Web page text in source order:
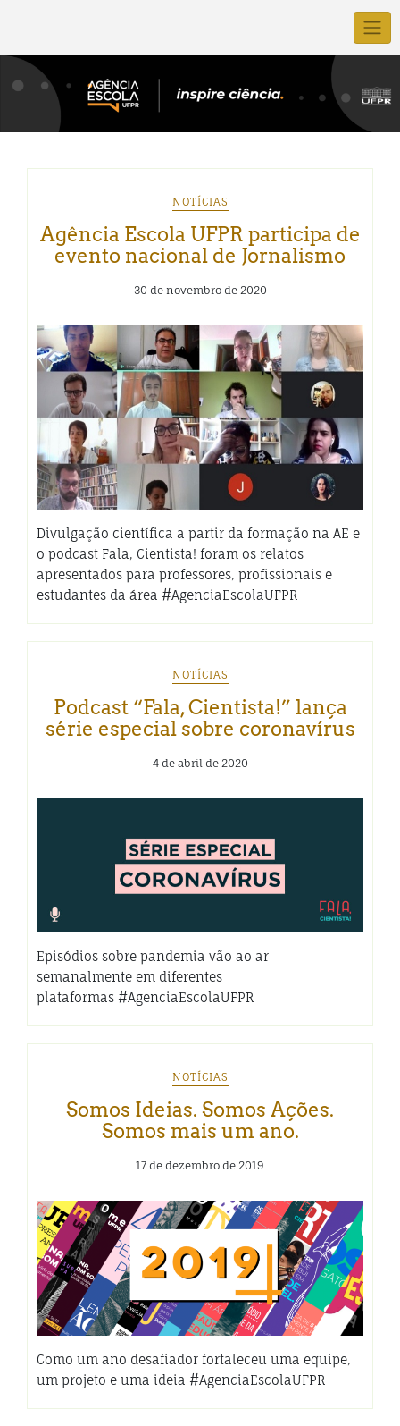
NOTÍCIAS
Agência Escola UFPR participa de
evento nacional de Jornalismo
30 de novembro de 2020
Divulgação científica a partir da formação na AE e
o podcast Fala, Cientista! foram os relatos
apresentados para professores, profissionais e
estudantes da área #AgenciaEscolaUFPR
NOTÍCIAS
Podcast “Fala, Cientista!” lança
série especial sobre coronavírus
4 de abril de 2020
Episódios sobre pandemia vão ao ar
semanalmente em diferentes
plataformas #AgenciaEscolaUFPR
NOTÍCIAS
Somos Ideias. Somos Ações.
Somos mais um ano.
17 de dezembro de 2019
Como um ano desafiador fortaleceu uma equipe,
um projeto e uma ideia #AgenciaEscolaUFPR